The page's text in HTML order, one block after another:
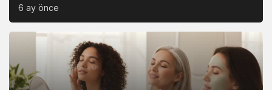
6 ay önce